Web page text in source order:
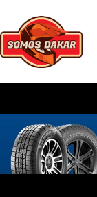
contenido